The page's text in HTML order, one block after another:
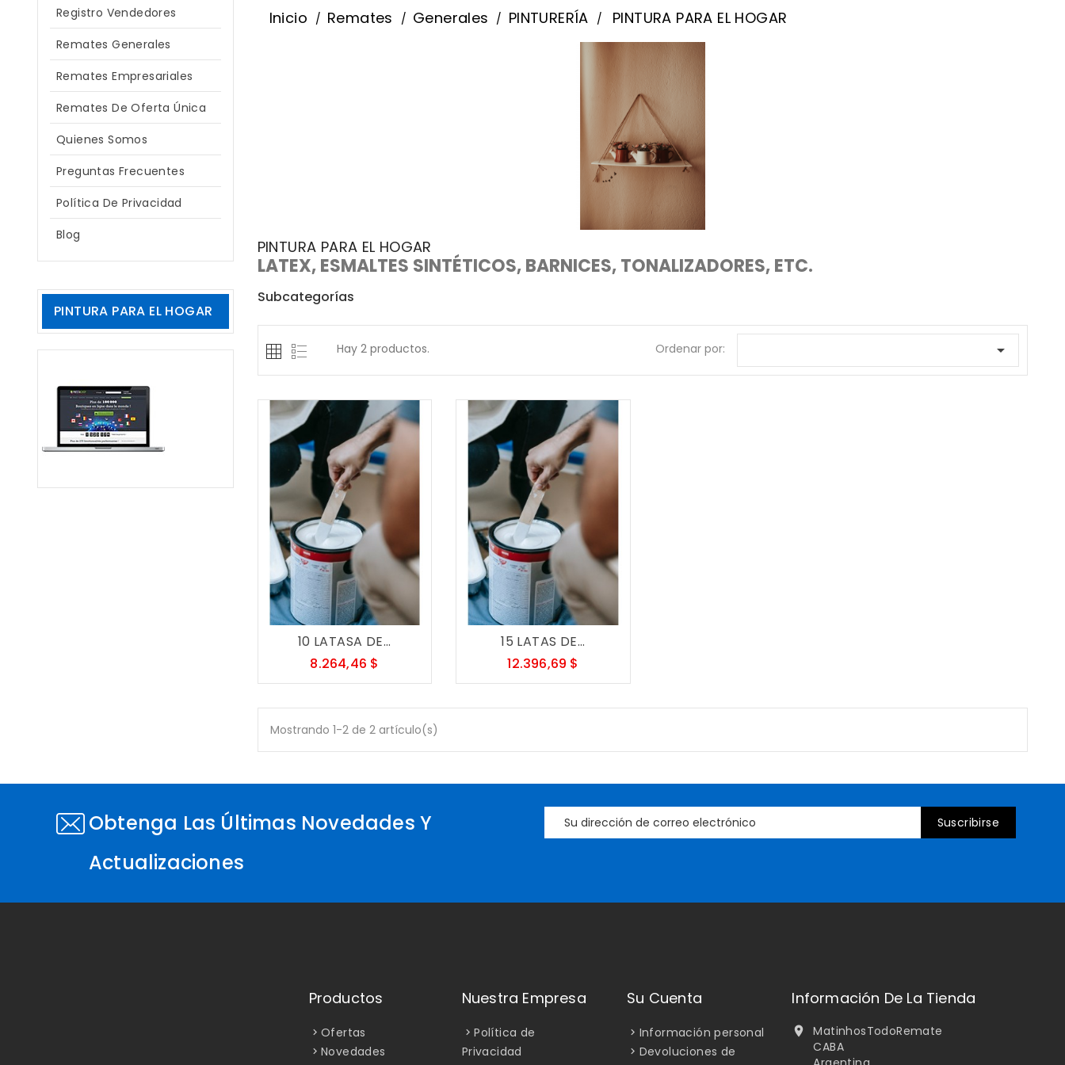
Registro Vendedores
Remates Generales
Remates Empresariales
Remates De Oferta Única
Quienes Somos
Preguntas Frecuentes
Política De Privacidad
Blog
PINTURA PARA EL HOGAR
Inicio Remates Generales PINTURERÍA PINTURA PARA EL HOGAR
PINTURA PARA EL HOGAR
LATEX, ESMALTES SINTÉTICOS, BARNICES, TONALIZADORES, ETC.
Subcategorías
Hay 2 productos. Ordenar por: 
10 LATASA DE...
8.264,46 $
15 LATAS DE...
12.396,69 $
Mostrando 1-2 de 2 artículo(s)
Obtenga Las Últimas Novedades Y
Actualizaciones
Productos
Ofertas
Novedades
Nuestra Empresa
Política de
Privacidad
Su Cuenta
Información personal
Devoluciones de
Información De La Tienda

MatinhosTodoRemate
CABA